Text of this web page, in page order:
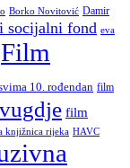
Borko Novitović Damir
socijalni fond eva
Film
10. rođendan film
film
knjižnica rijeka HAVC